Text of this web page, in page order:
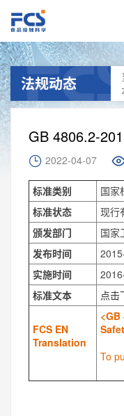
法规动态
GB 4806.2-
2022-04-07
标准类别
国家
标准状态
现行
颁发部门
国家
发布时间
实施时间
标准文本 点击
FCS EN
Translation
To